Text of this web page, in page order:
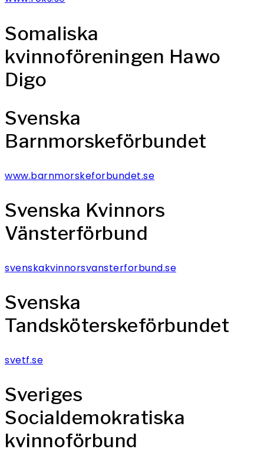
Somaliska
kvinnoföreningen Hawo
Digo
Svenska
Barnmorskeförbundet
www.barnmorskeforbundet.se
Svenska Kvinnors
Vänsterförbund
svenskakvinnorsvansterforbund.se
Svenska
Tandsköterskeförbundet
svetf.se
Sveriges
Socialdemokratiska
kvinnoförbund